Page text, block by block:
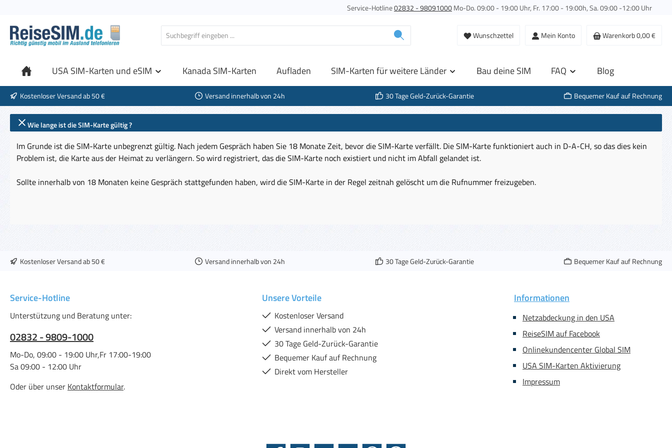
Service-Hotline02832 - 98091000Mo-Do. 09:00 - 19:00 Uhr, Fr. 17:00 - 19:00h, Sa. 09:00 -12:00 Uhr
Wunschzettel Mein Konto Warenkorb0,00 €
USA SIM-Karten und eSIM Kanada SIM-Karten Aufladen SIM-Karten für weitere Länder Bau deine SIM FAQ Blog
Kostenloser Versand ab 50 € Versand innerhalb von 24h 30 Tage Geld-Zurück-Garantie Bequemer Kauf auf Rechnung
Wie lange ist die SIM-Karte gültig ?
Im Grunde ist die SIM-Karte unbegrenzt gültig. Nach jedem Gespräch haben Sie 18 Monate Zeit, bevor die SIM-Karte verfällt. Die SIM-Karte funktioniert auch in D-A-CH, so das dies kein
Problem ist, die Karte aus der Heimat zu verlängern. So wird registriert, das die SIM-Karte noch existiert und nicht im Abfall gelandet ist.
Sollte innerhalb von 18 Monaten keine Gespräch stattgefunden haben, wird die SIM-Karte in der Regel zeitnah gelöscht um die Rufnummer freizugeben.
Kostenloser Versand ab 50 € Versand innerhalb von 24h 30 Tage Geld-Zurück-Garantie Bequemer Kauf auf Rechnung
Service-Hotline
Unterstützung und Beratung unter:
02832 - 9809-1000
Mo-Do, 09:00 - 19:00 Uhr,Fr 17:00-19:00
Sa 09:00 - 12:00 Uhr
Oder über unser Kontaktformular.
Unsere Vorteile
Kostenloser Versand
Versand innerhalb von 24h
30 Tage Geld-Zurück-Garantie
Bequemer Kauf auf Rechnung
Direkt vom Hersteller
Informationen
Netzabdeckung in den USA
ReiseSIM auf Facebook
Onlinekundencenter Global SIM
USA SIM-Karten Aktivierung
Impressum